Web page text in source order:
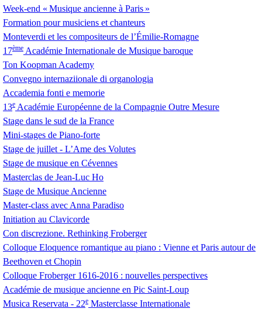
Week-end « Musique ancienne à Paris »
Formation pour musiciens et chanteurs
Monteverdi et les compositeurs de l’Émilie-Romagne
17ème Académie Internationale de Musique baroque
Ton Koopman Academy
Convegno internaziionale di organologia
Accademia fonti e memorie
13e Académie Européenne de la Compagnie Outre Mesure
Stage dans le sud de la France
Mini-stages de Piano-forte
Stage de juillet - L’Ame des Volutes
Stage de musique en Cévennes
Masterclas de Jean-Luc Ho
Stage de Musique Ancienne
Master-class avec Anna Paradiso
Initiation au Clavicorde
Con discrezione. Rethinking Froberger
Colloque Eloquence romantique au piano : Vienne et Paris autour de
Beethoven et Chopin
Colloque Froberger 1616-2016 : nouvelles perspectives
Académie de musique ancienne en Pic Saint-Loup
Musica Reservata - 22e Masterclasse Internationale